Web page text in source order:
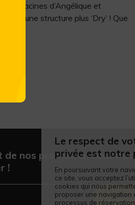
racines d’Angélique et
une structure plus ‘Dry’ ! Que
de nos promos en vous
!
Le respect de
privée est notre
En poursuivant votre
ce site, vous acceptez
cookies qui nous
proposer une navigation
processus de